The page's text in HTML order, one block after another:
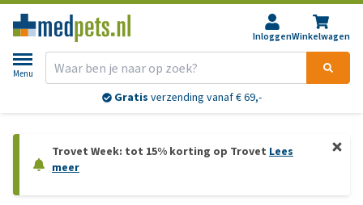
InloggenWinkelwagen
Menu
Gratis verzending vanaf € 69,-
Trovet Week: tot 15% korting op Trovet Lees
meer